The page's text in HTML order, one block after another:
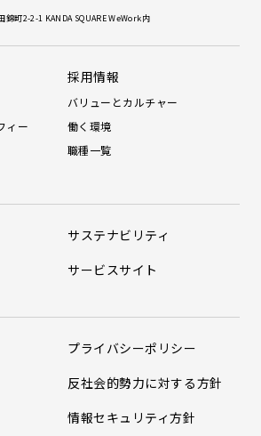
錦町2-2-1 KANDA SQUARE WeWork内
ィー
採用情報
バリューとカルチャー
働く環境
職種一覧
サステナビリティ
サービスサイト
プライバシーポリシー
反社会的勢力に対する方針
情報セキュリティ方針